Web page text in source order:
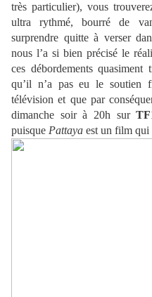
très particulier), vous
ultra rythmé, bourré de
surprendre quitte à verser
nous l’a si bien précisé le
ces débordements quasiment
qu’il n’a pas eu le soutien
télévision et que par
dimanche soir à 20h sur
puisque Pattaya est un film qui